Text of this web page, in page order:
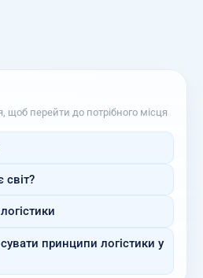
щоб перейти до потрібного місця
світ?
принципи логістики у